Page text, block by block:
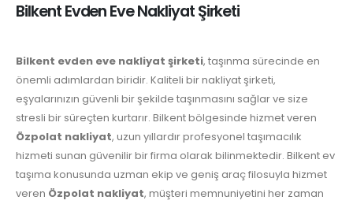
Bilkent Evden Eve Nakliyat Şirketi
Bilkent evden eve nakliyat şirketi, taşınma sürecinde en
önemli adımlardan biridir. Kaliteli bir nakliyat şirketi,
eşyalarınızın güvenli bir şekilde taşınmasını sağlar ve size
stresli bir süreçten kurtarır. Bilkent bölgesinde hizmet veren
Özpolat nakliyat, uzun yıllardır profesyonel taşımacılık
hizmeti sunan güvenilir bir firma olarak bilinmektedir. Bilkent ev
taşıma konusunda uzman ekip ve geniş araç filosuyla hizmet
veren Özpolat nakliyat, müşteri memnuniyetini her zaman